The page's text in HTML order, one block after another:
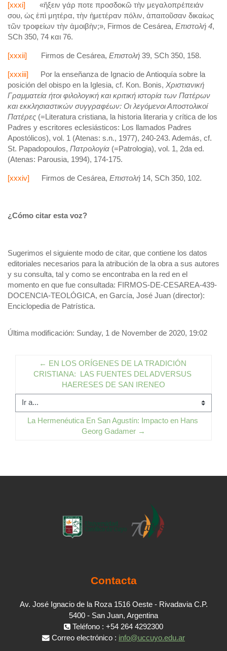
[xxxi]
«ἥξειν γάρ ποτε προσδοκῶ τὴν μεγαλοπρέπειάν
σου, ὡς ἐπὶ μητέρα, τὴν ἡμετέραν πόλιν, ἀπαιτοῦσαν δικαίως
τῶν τροφείων τὴν ἀμοιβὴν;», Firmos de Cesárea, Επιστολή 4,
SCh 350, 74 και 76.
[xxxii] Firmos de Cesárea, Επιστολή 39, SCh 350, 158.
[xxxiii]
Por la enseñanza de Ignacio de Antioquía sobre la
posición del obispo en la Iglesia, cf. Kon. Bonis, Χριστιανική
Γραμματεία ήτοι φιλολογική και κριτική ιστορία των Πατέρων
και εκκλησιαστικών συγγραφέων: Οι λεγόμενοιΑποστολικοί
Πατέρες (=Literatura cristiana, la historia literaria y crítica de los
Padres y escritores eclesiásticos: Los llamados Padres
Apostólicos), vol. 1 (Atenas: s.n., 1977), 240-243. Además, cf.
St. Papadopoulos, Πατρολογία (=Patrologia), vol. 1, 2da ed.
(Atenas: Parousia, 1994), 174-175.
[xxxiv] Firmos de Cesárea, Επιστολή 14, SCh 350, 102.
¿Cómo citar esta voz?
Sugerimos el siguiente modo de citar, que contiene los datos
editoriales necesarios para la atribución de la obra a sus autores
y su consulta, tal y como se encontraba en la red en el
momento en que fue consultada: FIRMOS-DE-CESAREA-439-
DOCENCIA-TEOLÓGICA, en García, José Juan (director):
Enciclopedia de Patrística.
Última modificación: Sunday, 1 de November de 2020, 19:02
← EN LOS ORÍGENES DE LA TRADICIÓN
CRISTIANA:  LAS FUENTES DEL ADVERSUS
HAERESES DE SAN IRENEO
Ir a...
La Hermenéutica En San Agustín: Impacto en Hans
Georg Gadamer →
Contacta
Av. José Ignacio de la Roza 1516 Oeste - Rivadavia C.P.
5400 - San Juan, Argentina
Teléfono : +54 264 4292300
Correo electrónico : info@uccuyo.edu.ar